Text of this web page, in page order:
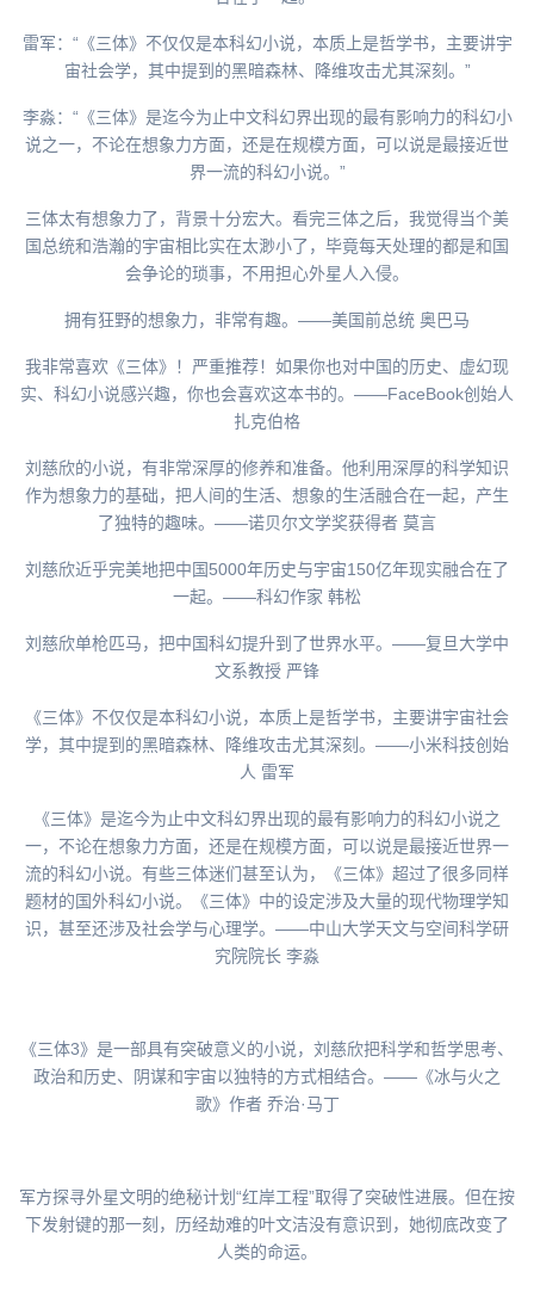
雷军：“《三体》不仅仅是本科幻小说，本质上是哲学书，主要讲宇
宙社会学，其中提到的黑暗森林、降维攻击尤其深刻。”
李淼：“《三体》是迄今为止中文科幻界出现的最有影响力的科幻小
说之一，不论在想象力方面，还是在规模方面，可以说是最接近世
界一流的科幻小说。”
三体太有想象力了，背景十分宏大。看完三体之后，我觉得当个美
国总统和浩瀚的宇宙相比实在太渺小了，毕竟每天处理的都是和国
会争论的琐事，不用担心外星人入侵。
拥有狂野的想象力，非常有趣。——美国前总统 奥巴马
我非常喜欢《三体》！严重推荐！如果你也对中国的历史、虚幻现
实、科幻小说感兴趣，你也会喜欢这本书的。——FaceBook创始人
扎克伯格
刘慈欣的小说，有非常深厚的修养和准备。他利用深厚的科学知识
作为想象力的基础，把人间的生活、想象的生活融合在一起，产生
了独特的趣味。——诺贝尔文学奖获得者 莫言
刘慈欣近乎完美地把中国5000年历史与宇宙150亿年现实融合在了
一起。——科幻作家 韩松
刘慈欣单枪匹马，把中国科幻提升到了世界水平。——复旦大学中
文系教授 严锋
《三体》不仅仅是本科幻小说，本质上是哲学书，主要讲宇宙社会
学，其中提到的黑暗森林、降维攻击尤其深刻。——小米科技创始
人 雷军
《三体》是迄今为止中文科幻界出现的最有影响力的科幻小说之
一，不论在想象力方面，还是在规模方面，可以说是最接近世界一
流的科幻小说。有些三体迷们甚至认为，《三体》超过了很多同样
题材的国外科幻小说。《三体》中的设定涉及大量的现代物理学知
识，甚至还涉及社会学与心理学。——中山大学天文与空间科学研
究院院长 李淼
《三体3》是一部具有突破意义的小说，刘慈欣把科学和哲学思考、
政治和历史、阴谋和宇宙以独特的方式相结合。——《冰与火之
歌》作者 乔治·马丁
军方探寻外星文明的绝秘计划“红岸工程”取得了突破性进展。但在按
下发射键的那一刻，历经劫难的叶文洁没有意识到，她彻底改变了
人类的命运。